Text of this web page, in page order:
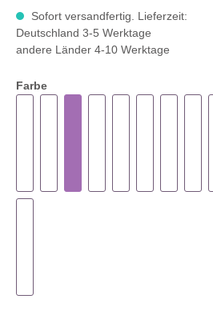
Sofort versandfertig. Lieferzeit:
Deutschland 3-5 Werktage
andere Länder 4-10 Werktage
Farbe